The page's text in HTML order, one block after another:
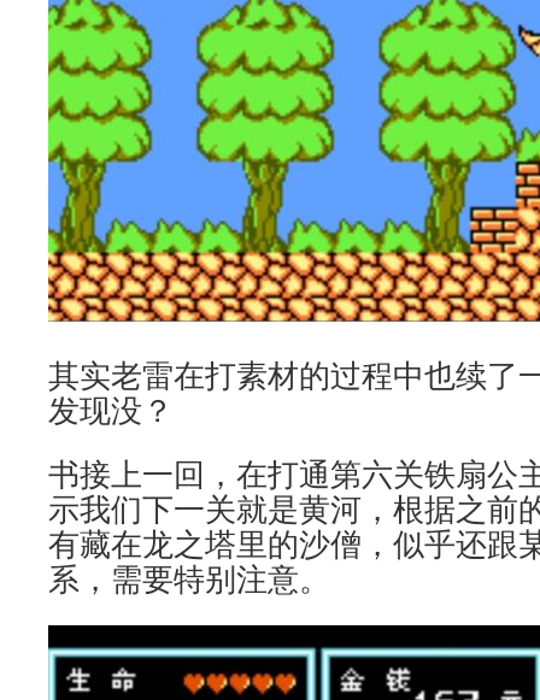
其实老雷在打素材的过程中也续了
发现没？
书接上一回，在打通第六关铁扇公
示我们下一关就是黄河，根据之前
有藏在龙之塔里的沙僧，似乎还跟
系，需要特别注意。